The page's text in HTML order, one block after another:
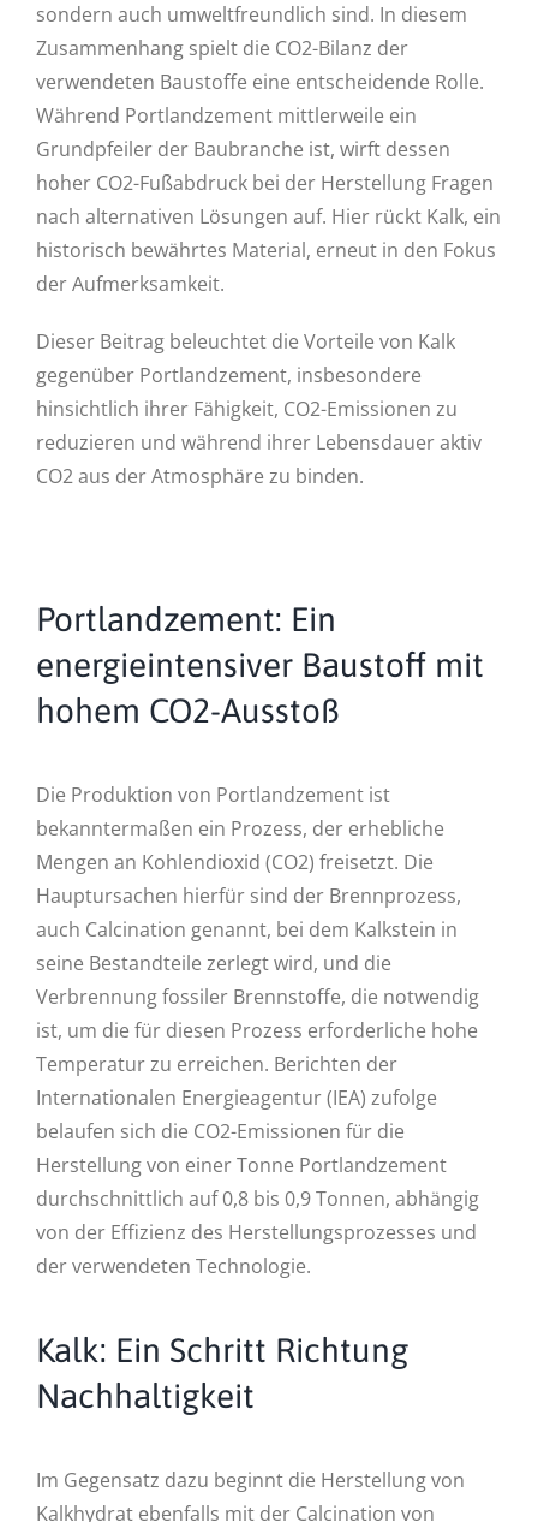
sondern auch umweltfreundlich sind. In diesem
Zusammenhang spielt die CO2-Bilanz der
verwendeten Baustoffe eine entscheidende Rolle.
Während Portlandzement mittlerweile ein
Grundpfeiler der Baubranche ist, wirft dessen
hoher CO2-Fußabdruck bei der Herstellung Fragen
nach alternativen Lösungen auf. Hier rückt Kalk, ein
historisch bewährtes Material, erneut in den Fokus
der Aufmerksamkeit.
Dieser Beitrag beleuchtet die Vorteile von Kalk
gegenüber Portlandzement, insbesondere
hinsichtlich ihrer Fähigkeit, CO2-Emissionen zu
reduzieren und während ihrer Lebensdauer aktiv
CO2 aus der Atmosphäre zu binden.
Portlandzement: Ein
energieintensiver Baustoff mit
hohem CO2-Ausstoß
Die Produktion von Portlandzement ist
bekanntermaßen ein Prozess, der erhebliche
Mengen an Kohlendioxid (CO2) freisetzt. Die
Hauptursachen hierfür sind der Brennprozess,
auch Calcination genannt, bei dem Kalkstein in
seine Bestandteile zerlegt wird, und die
Verbrennung fossiler Brennstoffe, die notwendig
ist, um die für diesen Prozess erforderliche hohe
Temperatur zu erreichen. Berichten der
Internationalen Energieagentur (IEA) zufolge
belaufen sich die CO2-Emissionen für die
Herstellung von einer Tonne Portlandzement
durchschnittlich auf 0,8 bis 0,9 Tonnen, abhängig
von der Effizienz des Herstellungsprozesses und
der verwendeten Technologie.
Kalk: Ein Schritt Richtung
Nachhaltigkeit
Im Gegensatz dazu beginnt die Herstellung von
Kalkhydrat ebenfalls mit der Calcination von